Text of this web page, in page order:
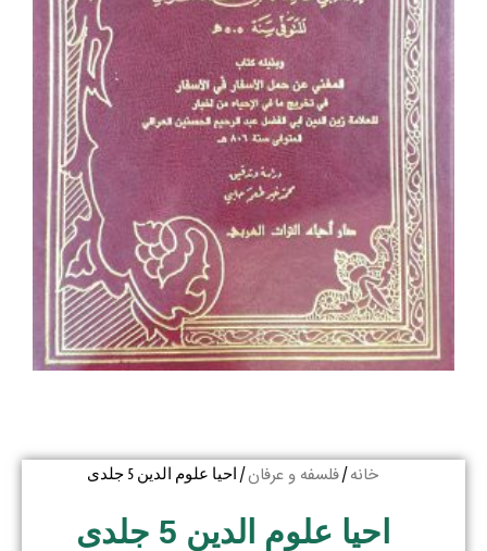
خانه/ فلسفه و عرفان/ احیا علوم الدین 5 جلدی
احیا علوم الدین 5 جلدی